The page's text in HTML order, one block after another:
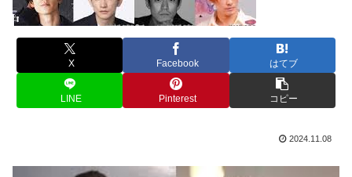
X Facebook はてブ
LINE Pinterest コピー
2024.11.08